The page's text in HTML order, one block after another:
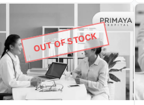
OUT OF STOCK